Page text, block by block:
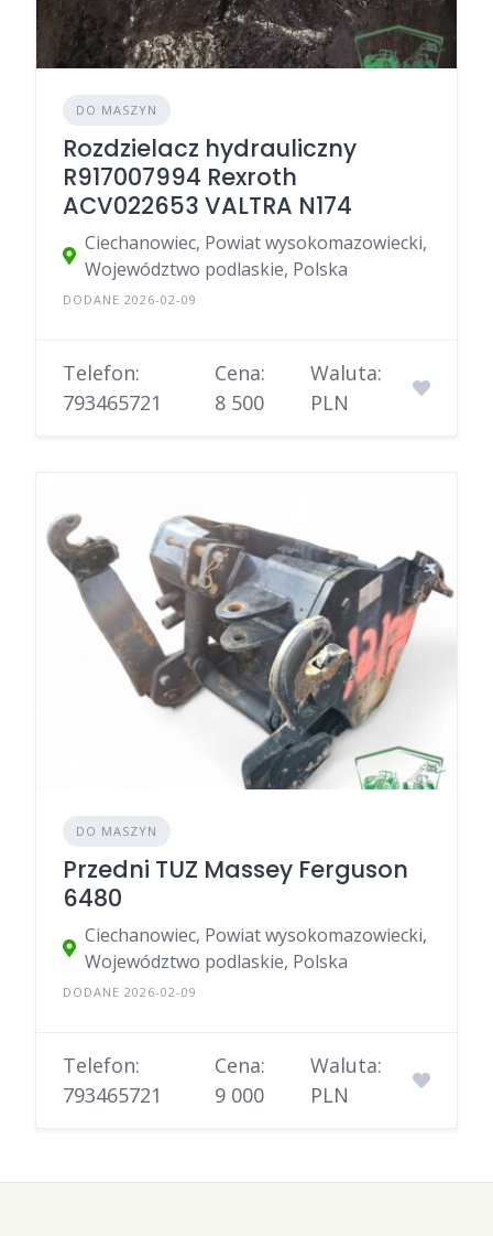
DO MASZYN
Rozdzielacz hydrauliczny
R917007994 Rexroth
ACV022653 VALTRA N174
Ciechanowiec, Powiat wysokomazowiecki,
Województwo podlaskie, Polska
DODANE 2026-02-09
Telefon:
793465721
Cena:
8 500
Waluta:
PLN
DO MASZYN
Przedni TUZ Massey Ferguson
6480
Ciechanowiec, Powiat wysokomazowiecki,
Województwo podlaskie, Polska
DODANE 2026-02-09
Telefon:
793465721
Cena:
9 000
Waluta:
PLN